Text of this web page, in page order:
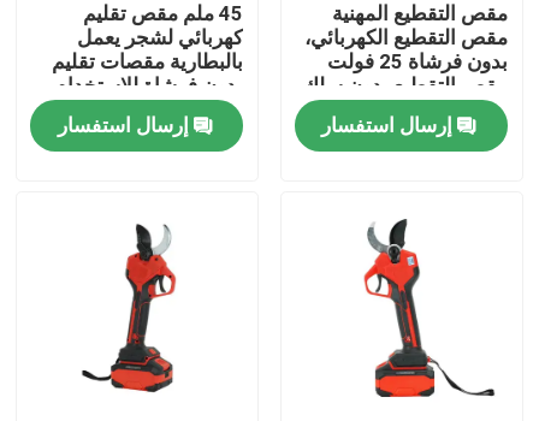
المنزل
مقص التقطيع المهنية
مقص التقطيع الكهربائي،
بدون فرشاة 25 فولت
مقص التقطيع بدون سلك
إرسال استفسار
45 ملم مقص تقليم
كهربائي لشجر يعمل
بالبطارية مقصات تقليم
بدون فرشاة للاستخدام
في الحديقة
إرسال استفسار